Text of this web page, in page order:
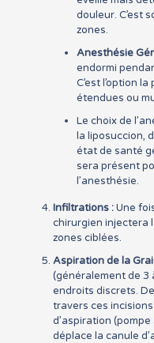
douleur. C’est
zones.
Anesthésie
endormi
C’est l’option
étendues ou
Le choix de
la liposuccion,
état de santé
sera présent
l’anesthésie.
Infiltrations :Une
chirurgien injectera
zones ciblées.
Aspiration de la
(généralement de 3
endroits discrets.
travers ces
d’aspiration
déplace la canule